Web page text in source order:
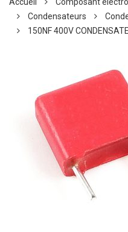
Accueil Composant
Condensateurs
150NF 400V